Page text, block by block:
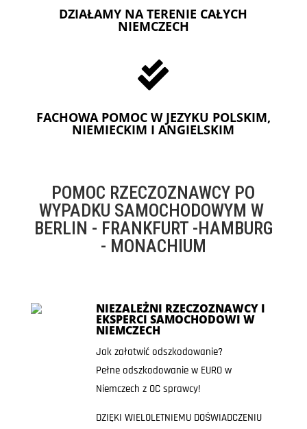
DZIAŁAMY NA TERENIE CAŁYCH
NIEMCZECH

FACHOWA POMOC W JEZYKU POLSKIM,
NIEMIECKIM I ANGIELSKIM
POMOC RZECZOZNAWCY PO
WYPADKU SAMOCHODOWYM W
BERLIN - FRANKFURT -HAMBURG
- MONACHIUM
NIEZALEŻNI RZECZOZNAWCY I
EKSPERCI SAMOCHODOWI W
NIEMCZECH
Jak załatwić odszkodowanie?
Pełne odszkodowanie w EURO w
Niemczech z OC sprawcy!
DZIĘKI WIELOLETNIEMU DOŚWIADCZENIU